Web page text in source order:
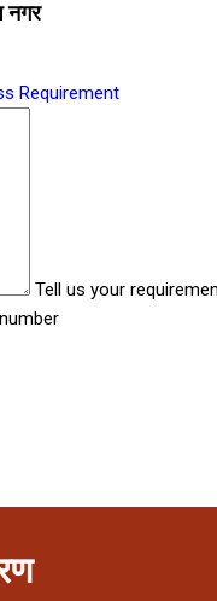
नगर
Requirement
Tell us your
number